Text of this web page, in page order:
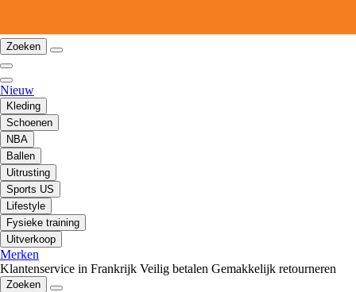
Zoeken
Nieuw
Kleding
Schoenen
NBA
Ballen
Uitrusting
Sports US
Lifestyle
Fysieke training
Uitverkoop
Merken
Klantenservice in Frankrijk Veilig betalen Gemakkelijk retourneren
Zoeken